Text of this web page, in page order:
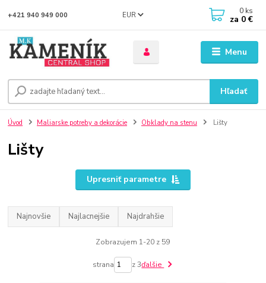
Menu
EUR
Hľadať
+421 940 949 000 0 ks
za 0 €
Úvod Maliarske potreby a dekorácie Obklady na stenu Lišty
Lišty
Upresniť parametre
Najnovšie Najlacnejšie Najdrahšie
Zobrazujem 1-20 z 59
strana z 3ďalšie